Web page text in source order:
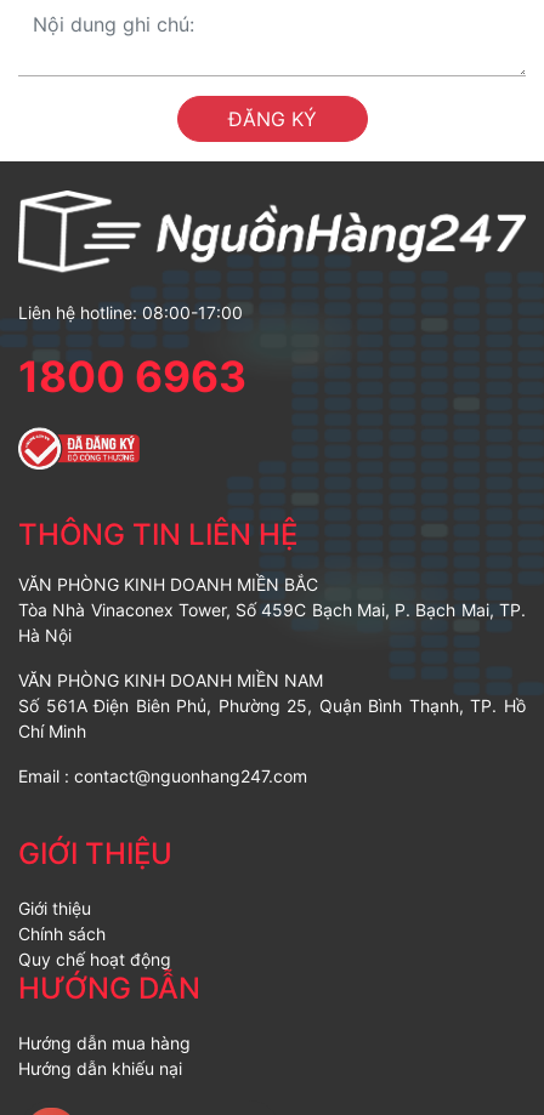
ĐĂNG KÝ
Liên hệ hotline: 08:00-17:00
1800 6963
THÔNG TIN LIÊN HỆ
VĂN PHÒNG KINH DOANH MIỀN BẮC
Tòa Nhà Vinaconex Tower, Số 459C Bạch Mai, P. Bạch Mai, TP.
Hà Nội
VĂN PHÒNG KINH DOANH MIỀN NAM
Số 561A Điện Biên Phủ, Phường 25, Quận Bình Thạnh, TP. Hồ
Chí Minh
Email : contact@nguonhang247.com
GIỚI THIỆU
Giới thiệu
Chính sách
Quy chế hoạt động
HƯỚNG DẪN
Hướng dẫn mua hàng
Hướng dẫn khiếu nại